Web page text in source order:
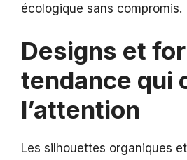
écologique sans compromis.
Designs et
tendance qui
l’attention
Les silhouettes organiques